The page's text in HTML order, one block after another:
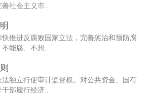
社会主义市..
推进反腐败国家立法，完善惩治和预防腐
能腐、不想..
独立行使审计监督权。对公共资金、国有
部履行经济..